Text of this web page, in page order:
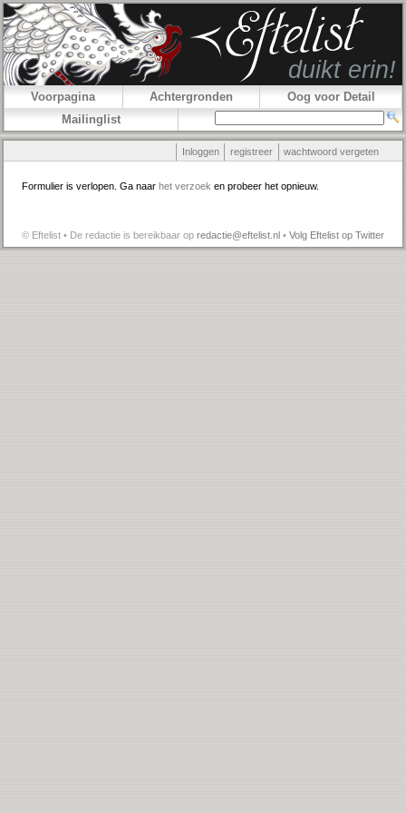
Voorpagina Achtergronden
Oog voor Detail
Mailinglist
Inloggen registreer wachtwoord vergeten
Formulier is verlopen. Ga naar het verzoek en probeer het opnieuw.
© Eftelist • De redactie is bereikbaar op redactie@eftelist.nl • Volg Eftelist op Twitter